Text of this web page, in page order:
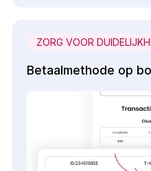
ZORG VOOR
Betaalmethode op